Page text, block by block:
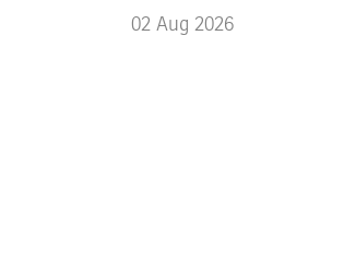
02 Aug 2026